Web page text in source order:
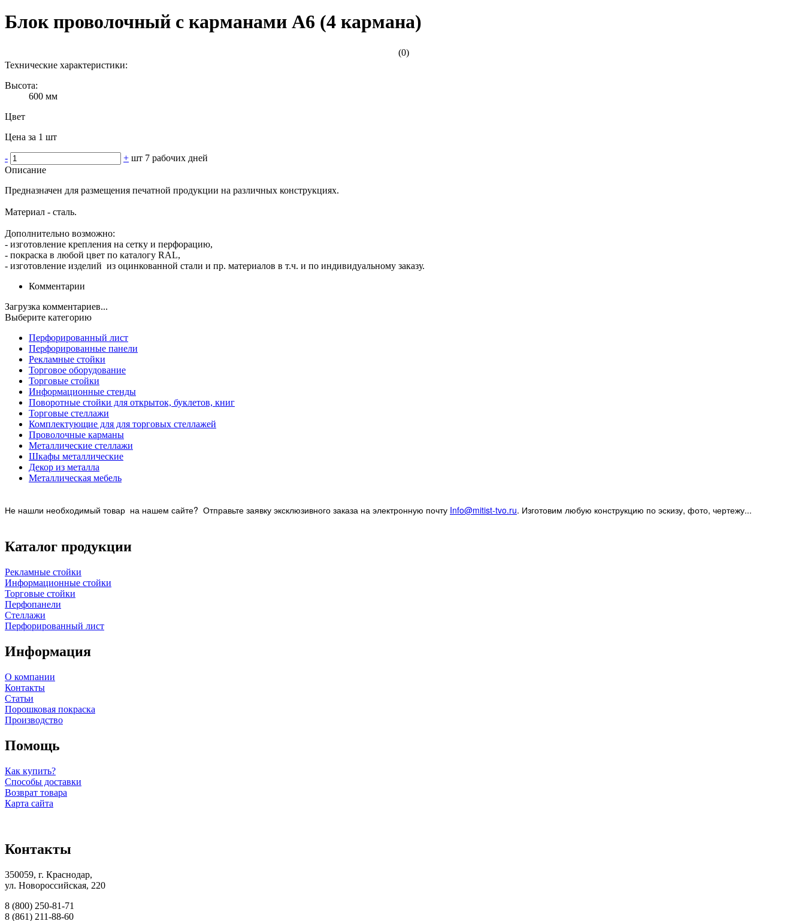
Блок проволочный с карманами А6 (4 кармана)
(0)
Технические характеристики:
Высота:
600 мм
Цвет
Цена за 1 шт
- + шт 7 рабочих дней
Описание
Предназначен для размещения печатной продукции на различных конструкциях.
Материал - сталь.
Дополнительно возможно:
- изготовление крепления на сетку и перфорацию,
- покраска в любой цвет по каталогу RAL,
- изготовление изделий из оцинкованной стали и пр. материалов в т.ч. и по индивидуальному заказу.
Комментарии
Загрузка комментариев...
Выберите категорию
Перфорированный лист
Перфорированные панели
Рекламные стойки
Торговое оборудование
Торговые стойки
Информационные стенды
Поворотные стойки для открыток, буклетов, книг
Торговые стеллажи
Комплектующие для для торговых стеллажей
Проволочные карманы
Металлические стеллажи
Шкафы металлические
Декор из металла
Металлическая мебель
Не нашли необходимый товар на нашем сайте? Отправьте заявку эксклюзивного заказа на электронную почту Info@mitist-tvo.ru. Изготовим любую конструкцию по эскизу, фото, чертежу...
Каталог продукции
Рекламные стойки
Информационные стойки
Торговые стойки
Перфопанели
Стеллажи
Перфорированный лист
Информация
О компании
Контакты
Статьи
Порошковая покраска
Производство
Помощь
Как купить?
Способы доставки
Возврат товара
Карта сайта
Контакты
350059, г. Краснодар,
ул. Новороссийская, 220
8 (800) 250-81-71
8 (861) 211-88-60